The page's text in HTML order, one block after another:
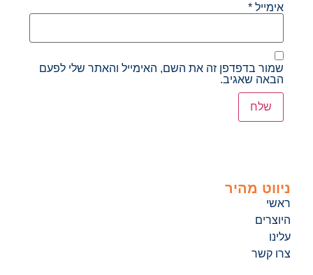
אימייל*
שמור בדפדפן זה את השם, האימייל והאתר שלי לפעם
הבאה שאגיב.
ניווט מהיר
ראשי
היוצרים
עלינו
צרו קשר